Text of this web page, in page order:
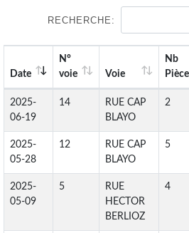
RECHERCHE:
Date
N°
voie
Voie
Nb
2025-
06-19
14
RUE CAP
BLAYO
2
2025-
05-28
12
RUE CAP
BLAYO
5
2025-
05-09
5
RUE
HECTOR
BERLIOZ
4